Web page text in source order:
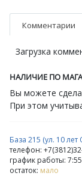
Комментарии
Загрузка
НАЛИЧИЕ ПО
Вы можете
При этом
База 215 (ул. 10 лет
телефон:
график работы:
остаток: мало